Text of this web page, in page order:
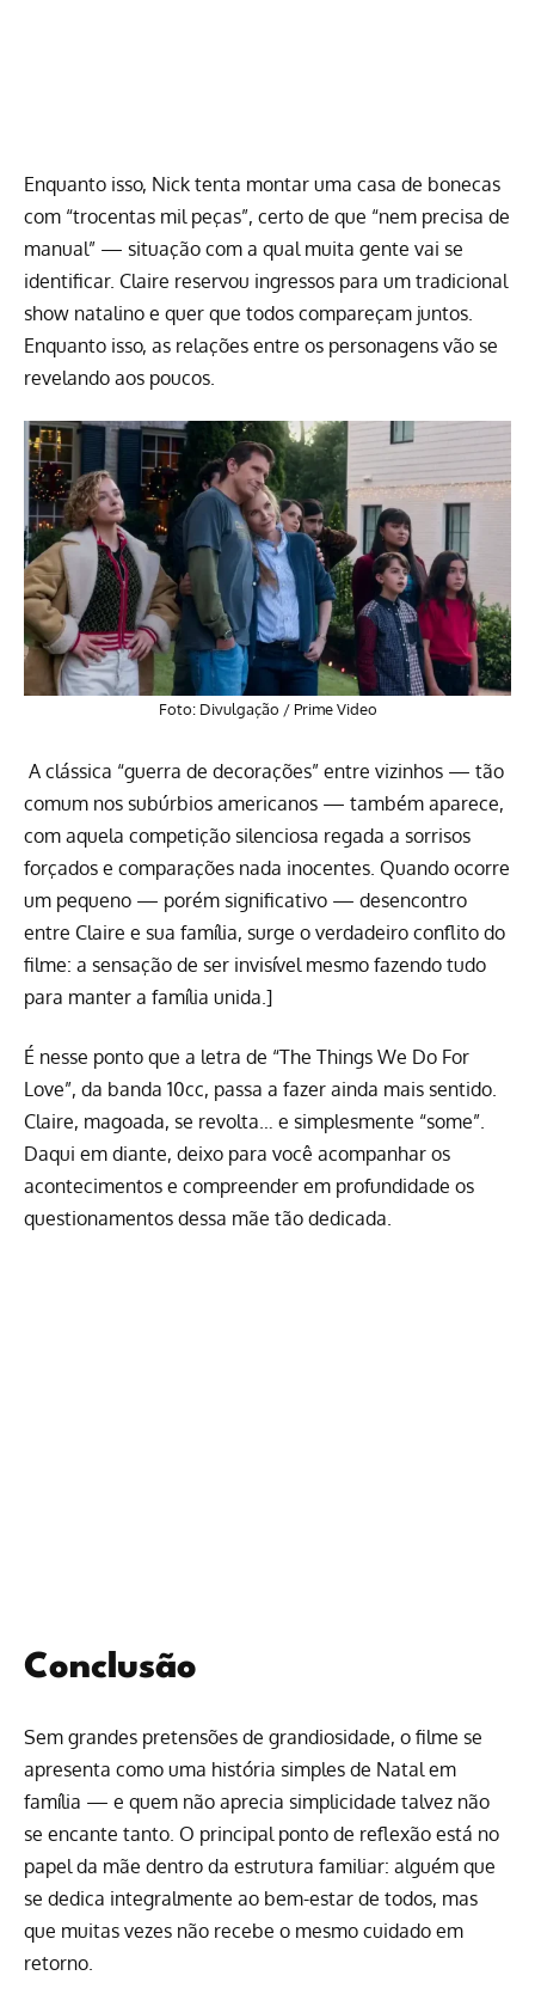
Enquanto isso, Nick tenta montar uma casa de bonecas
com “trocentas mil peças”, certo de que “nem precisa de
manual” — situação com a qual muita gente vai se
identificar. Claire reservou ingressos para um tradicional
show natalino e quer que todos compareçam juntos.
Enquanto isso, as relações entre os personagens vão se
revelando aos poucos.
Foto: Divulgação / Prime Video
A clássica “guerra de decorações” entre vizinhos — tão
comum nos subúrbios americanos — também aparece,
com aquela competição silenciosa regada a sorrisos
forçados e comparações nada inocentes. Quando ocorre
um pequeno — porém significativo — desencontro
entre Claire e sua família, surge o verdadeiro conflito do
filme: a sensação de ser invisível mesmo fazendo tudo
para manter a família unida.]
É nesse ponto que a letra de “The Things We Do For
Love”, da banda 10cc, passa a fazer ainda mais sentido.
Claire, magoada, se revolta… e simplesmente “some”.
Daqui em diante, deixo para você acompanhar os
acontecimentos e compreender em profundidade os
questionamentos dessa mãe tão dedicada.
Conclusão
Sem grandes pretensões de grandiosidade, o filme se
apresenta como uma história simples de Natal em
família — e quem não aprecia simplicidade talvez não
se encante tanto. O principal ponto de reflexão está no
papel da mãe dentro da estrutura familiar: alguém que
se dedica integralmente ao bem-estar de todos, mas
que muitas vezes não recebe o mesmo cuidado em
retorno.